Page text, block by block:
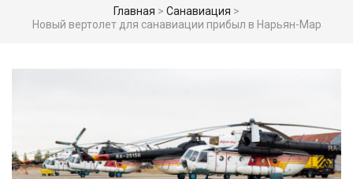
Главная > Санавиация >
Новый вертолет для санавиации прибыл в Нарьян-Мар